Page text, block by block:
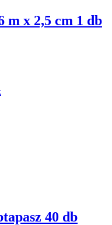
m x 2,5 cm 1 db
40 db